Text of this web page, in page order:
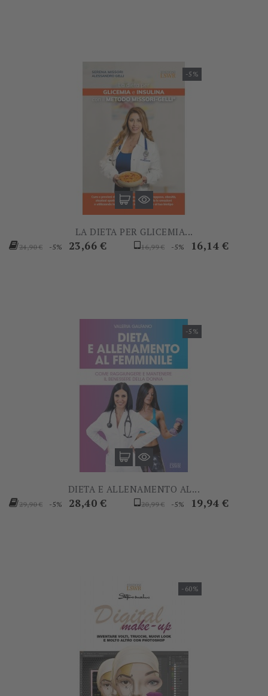
-5%
LA DIETA PER GLICEMIA...
Prezzo
24,90 € -5% Prezzo
23,66 €
Prezzo
16,99 € -5% Prezzo
16,14 €
-5%
DIETA E ALLENAMENTO AL...
Prezzo
29,90 € -5% Prezzo
28,40 €
Prezzo
20,99 € -5% Prezzo
19,94 €
-60%